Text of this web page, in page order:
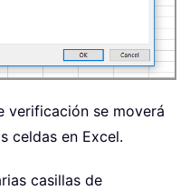
verificación se moverá
celdas en Excel.
casillas de